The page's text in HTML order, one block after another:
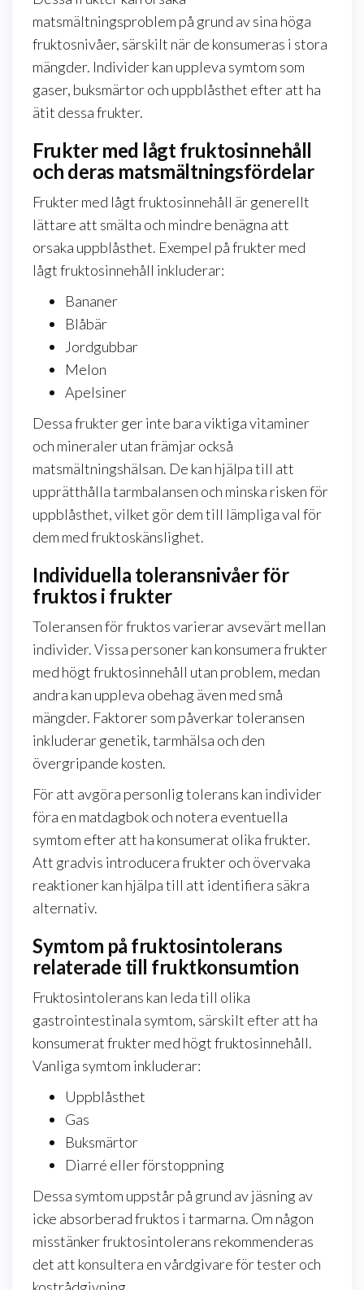
matsmältningsproblem på grund av sina höga
fruktosnivåer, särskilt när de konsumeras i stora
mängder. Individer kan uppleva symtom som
gaser, buksmärtor och uppblåsthet efter att ha
ätit dessa frukter.
Frukter med lågt fruktosinnehåll
och deras matsmältningsfördelar
Frukter med lågt fruktosinnehåll är generellt
lättare att smälta och mindre benägna att
orsaka uppblåsthet. Exempel på frukter med
lågt fruktosinnehåll inkluderar:
Bananer
Blåbär
Jordgubbar
Melon
Apelsiner
Dessa frukter ger inte bara viktiga vitaminer
och mineraler utan främjar också
matsmältningshälsan. De kan hjälpa till att
upprätthålla tarmbalansen och minska risken för
uppblåsthet, vilket gör dem till lämpliga val för
dem med fruktoskänslighet.
Individuella toleransnivåer för
fruktos i frukter
Toleransen för fruktos varierar avsevärt mellan
individer. Vissa personer kan konsumera frukter
med högt fruktosinnehåll utan problem, medan
andra kan uppleva obehag även med små
mängder. Faktorer som påverkar toleransen
inkluderar genetik, tarmhälsa och den
övergripande kosten.
För att avgöra personlig tolerans kan individer
föra en matdagbok och notera eventuella
symtom efter att ha konsumerat olika frukter.
Att gradvis introducera frukter och övervaka
reaktioner kan hjälpa till att identifiera säkra
alternativ.
Symtom på fruktosintolerans
relaterade till fruktkonsumtion
Fruktosintolerans kan leda till olika
gastrointestinala symtom, särskilt efter att ha
konsumerat frukter med högt fruktosinnehåll.
Vanliga symtom inkluderar:
Uppblåsthet
Gas
Buksmärtor
Diarré eller förstoppning
Dessa symtom uppstår på grund av jäsning av
icke absorberad fruktos i tarmarna. Om någon
misstänker fruktosintolerans rekommenderas
det att konsultera en vårdgivare för tester och